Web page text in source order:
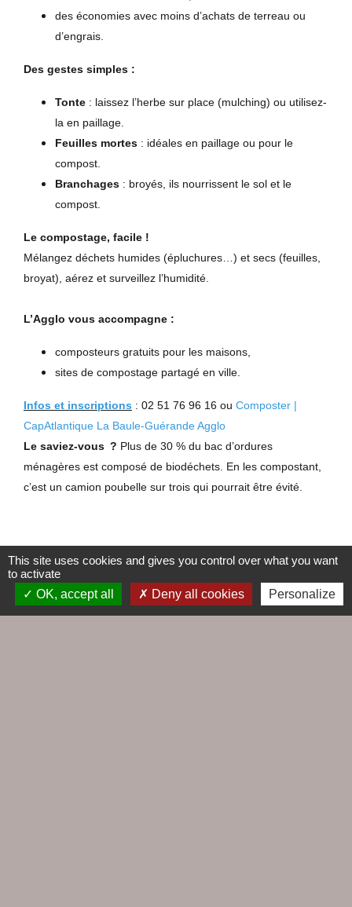
des économies avec moins d’achats de terreau ou
d’engrais.
Des gestes simples :
Tonte : laissez l’herbe sur place (mulching) ou utilisez-
la en paillage.
Feuilles mortes : idéales en paillage ou pour le
compost.
Branchages : broyés, ils nourrissent le sol et le
compost.
Le compostage, facile !
Mélangez déchets humides (épluchures…) et secs (feuilles,
broyat), aérez et surveillez l’humidité.
L’Agglo vous accompagne :
composteurs gratuits pour les maisons,
sites de compostage partagé en ville.
Infos et inscriptions : 02 51 76 96 16 ou Composter |
CapAtlantique La Baule-Guérande Agglo
Le saviez-vous ? Plus de 30 % du bac d’ordures
ménagères est composé de biodéchets. En les compostant,
c’est un camion poubelle sur trois qui pourrait être évité.
This site uses cookies and gives you control over what you want
to activate
OK, accept all
Deny all cookies Personalize